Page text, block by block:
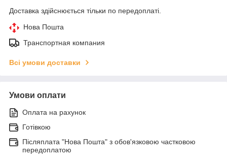
Доставка здійснюється тільки по передоплаті.
Нова Пошта
Транспортная компания
Всі умови доставки
Умови оплати
Оплата на рахунок
Готівкою
Післяплата "Нова Пошта" з обов'язковою частковою
передоплатою